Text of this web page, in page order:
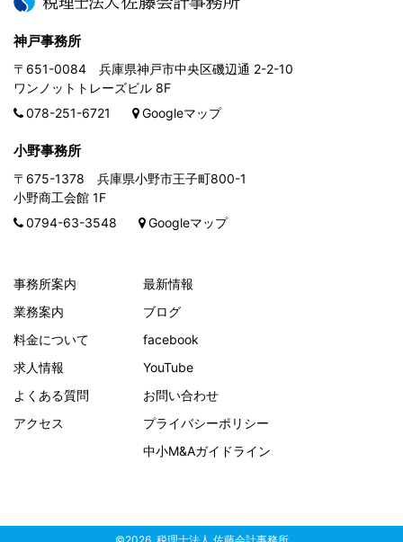
神戸事務所
〒651-0084 兵庫県神戸市中央区磯辺通 2-2-10
ワンノットトレーズビル 8F
078-251-6721
Googleマップ
小野事務所
〒675-1378 兵庫県小野市王子町800-1
小野商工会館 1F
0794-63-3548
Googleマップ
事務所案内
業務案内
料金について
求人情報
よくある質問
アクセス
最新情報
ブログ
facebook
YouTube
お問い合わせ
プライバシーポリシー
中小M&Aガイドライン